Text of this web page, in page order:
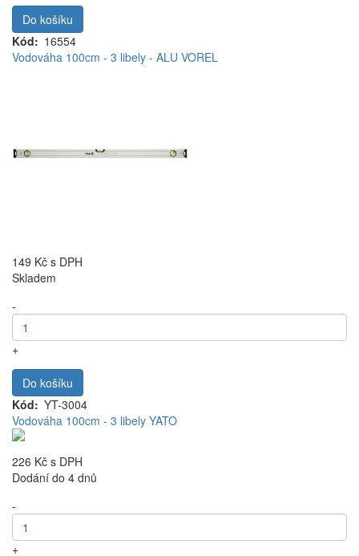
Do košíku
Kód
16554
Vodováha 100cm - 3 libely - ALU VOREL
149 Kč s DPH
Skladem
-
+
Do košíku
Kód
YT-3004
Vodováha 100cm - 3 libely YATO
226 Kč s DPH
Dodání do 4 dnů
-
+